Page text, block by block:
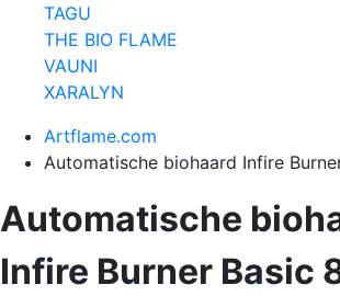
TAGU
THE BIO FLAME
VAUNI
XARALYN
Artflame.com
Automatische biohaard Infire
Automatische
Infire Burner Basic